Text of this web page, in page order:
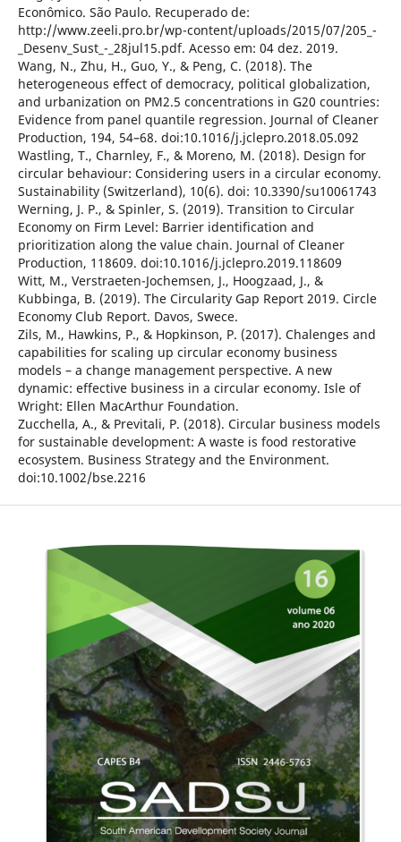
Econômico. São Paulo. Recuperado de:
http://www.zeeli.pro.br/wp-content/uploads/2015/07/205_-
_Desenv_Sust_-_28jul15.pdf. Acesso em: 04 dez. 2019.
Wang, N., Zhu, H., Guo, Y., & Peng, C. (2018). The
heterogeneous effect of democracy, political globalization,
and urbanization on PM2.5 concentrations in G20 countries:
Evidence from panel quantile regression. Journal of Cleaner
Production, 194, 54–68. doi:10.1016/j.jclepro.2018.05.092
Wastling, T., Charnley, F., & Moreno, M. (2018). Design for
circular behaviour: Considering users in a circular economy.
Sustainability (Switzerland), 10(6). doi: 10.3390/su10061743
Werning, J. P., & Spinler, S. (2019). Transition to Circular
Economy on Firm Level: Barrier identification and
prioritization along the value chain. Journal of Cleaner
Production, 118609. doi:10.1016/j.jclepro.2019.118609
Witt, M., Verstraeten-Jochemsen, J., Hoogzaad, J., &
Kubbinga, B. (2019). The Circularity Gap Report 2019. Circle
Economy Club Report. Davos, Swece.
Zils, M., Hawkins, P., & Hopkinson, P. (2017). Chalenges and
capabilities for scaling up circular economy business
models – a change management perspective. A new
dynamic: effective business in a circular economy. Isle of
Wright: Ellen MacArthur Foundation.
Zucchella, A., & Previtali, P. (2018). Circular business models
for sustainable development: A waste is food restorative
ecosystem. Business Strategy and the Environment.
doi:10.1002/bse.2216